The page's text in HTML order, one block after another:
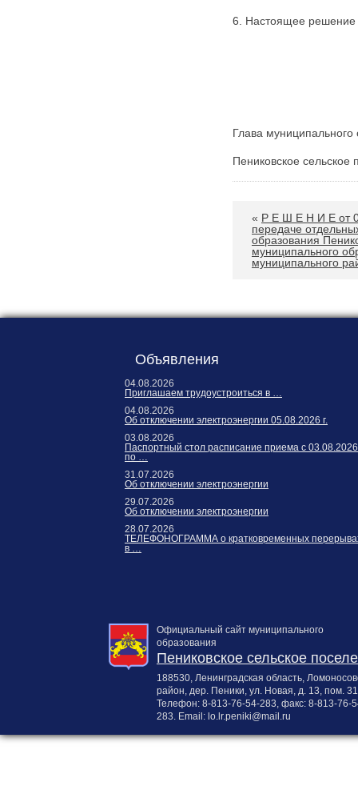
6. Настоящее решение
Глава муниципального
Пениковское
« Р Е Ш Е Н И Е от
передаче
образования
муниципального
муниципального
Объявления
04.08.2026
Приглашаем трудоустроиться в …
04.08.2026
Об отключении электроэнергии 05.08.2026 г.
03.08.2026
Паспортный стол расписание приема с 03.08.2026
по …
31.07.2026
Об отключении электроэнергии
29.07.2026
Об отключении электроэнергии
28.07.2026
ТЕЛЕФОНОГРАММА о кратковременных
в …
Официальный сайт муниципального
образования
Пениковское сельское
188530, Ленинградская область,
район, дер. Пеники, ул. Новая, д. 13, пом. 31
Телефон: 8-813-76-54-283 , факс: 8-813-76-
283 . Email: lo.lr.peniki@mail.ru